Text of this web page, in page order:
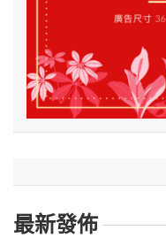
最新發佈